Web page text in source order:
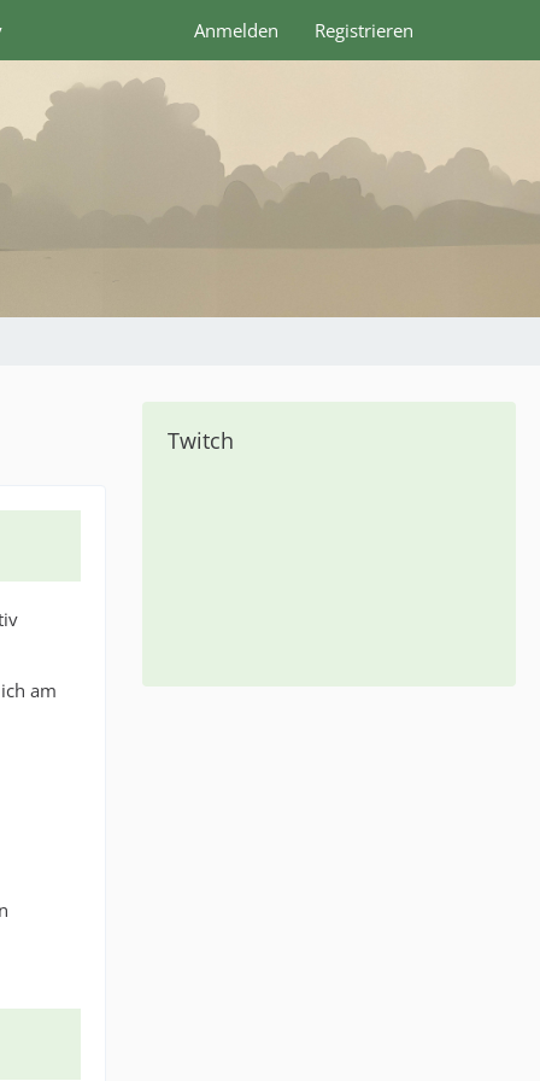
Anmelden Registrieren
am
Twitch